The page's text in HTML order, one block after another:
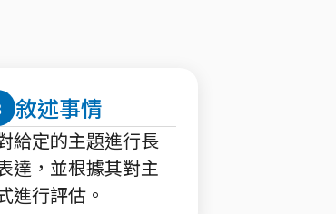
敘述事情
給定的主題進行長
達，並根據其對主
進行評估。